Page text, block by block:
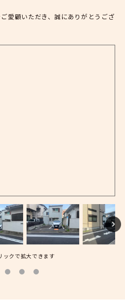
愛顧いただき、誠にありがとうござ
ックで拡大できます